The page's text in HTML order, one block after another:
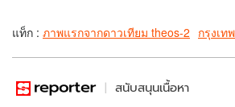
แท็ก : ภาพแรกจากดาวเทียม theos-2 กรุงเท
สนับสนุนเนื้อหา